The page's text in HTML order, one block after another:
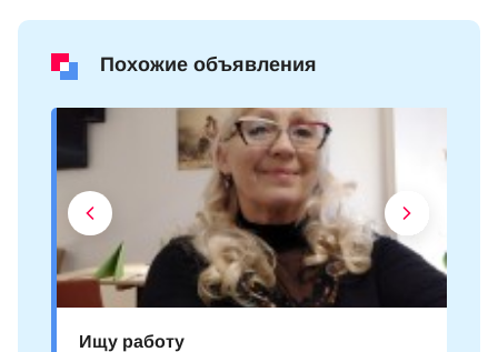
Похожие объявления
Ищу работу